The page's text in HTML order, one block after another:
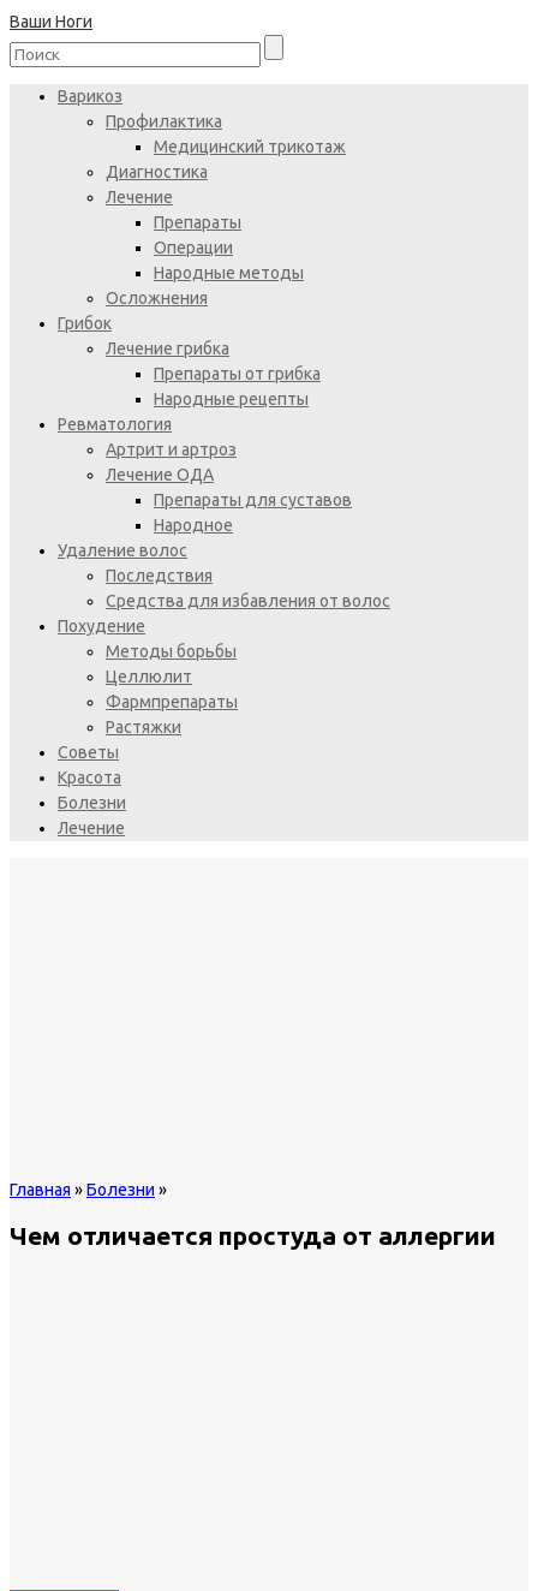
Ваши Ноги
Варикоз
Профилактика
Медицинский трикотаж
Диагностика
Лечение
Препараты
Операции
Народные методы
Осложнения
Грибок
Лечение грибка
Препараты от грибка
Народные рецепты
Ревматология
Артрит и артроз
Лечение ОДА
Препараты для суставов
Народное
Удаление волос
Последствия
Средства для избавления от волос
Похудение
Методы борьбы
Целлюлит
Фармпрепараты
Растяжки
Советы
Красота
Болезни
Лечение
Главная »Болезни »
Чем отличается простуда от аллергии